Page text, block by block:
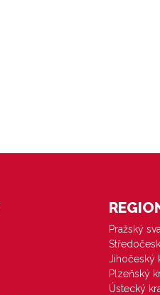
Pražský
Jihočeský
Plzeňský
Ústecký